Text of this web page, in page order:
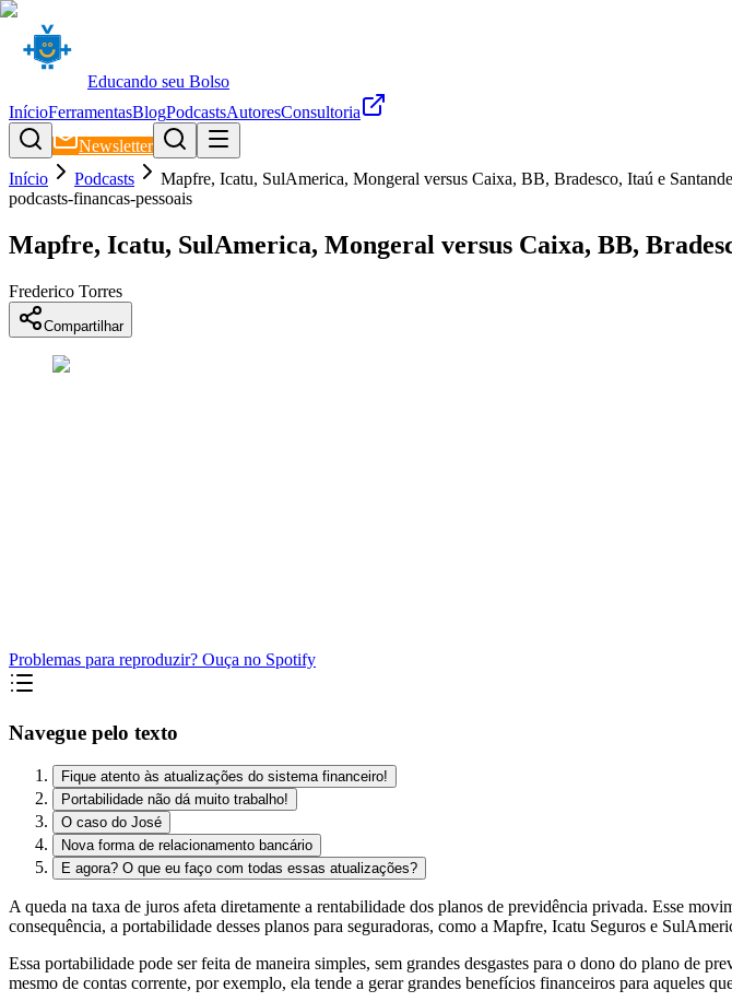
Educando seu Bolso
InícioFerramentasBlogPodcastsAutoresConsultoria
Newsletter
Início
Podcasts
Mapfre, Icatu, SulAmerica, Mongeral versus Caixa, BB, Bradesco, Itaú e
podcasts-financas-pessoais
Mapfre, Icatu, SulAmerica, Mongeral versus Caixa, BB,
Frederico Torres
Compartilhar
Problemas para reproduzir? Ouça no Spotify
Navegue pelo texto
Fique atento às atualizações do sistema financeiro!
Portabilidade não dá muito trabalho!
O caso do José
Nova forma de relacionamento bancário
E agora? O que eu faço com todas essas atualizações?
A queda na taxa de juros afeta diretamente a rentabilidade dos planos de previdência privada. Esse
consequência, a portabilidade desses planos para seguradoras, como a Mapfre, Icatu Seguros e
Essa portabilidade pode ser feita de maneira simples, sem grandes desgastes para o dono do plano de
mesmo de contas corrente, por exemplo, ela tende a gerar grandes benefícios financeiros para aqueles